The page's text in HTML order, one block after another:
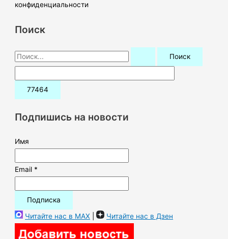
конфиденциальности
Поиск
П
о
и
:Подпишись на новости
Имя
Email *
Читайте нас в MAX | Читайте нас в Дзен